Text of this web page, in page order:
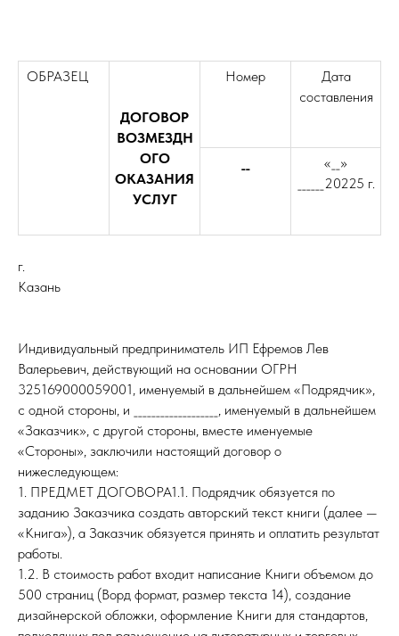
ОБРАЗЕЦ
ДОГОВОР
ВОЗМЕЗДН
ОГО
ОКАЗАНИЯ
УСЛУГ
Номер
Дата
составления
«__»
______20225 г.
г.
Индивидуальный предприниматель ИП Ефремов Лев
Валерьевич, действующий на основании ОГРН
325169000059001, именуемый в дальнейшем «Подрядчик»,
с одной стороны, и ___________________, именуемый в дальнейшем
«Заказчик», с другой стороны, вместе именуемые
«Стороны», заключили настоящий договор о
нижеследующем:
1. ПРЕДМЕТ ДОГОВОРА1.1. Подрядчик обязуется по
заданию Заказчика создать авторский текст книги (далее —
«Книга»), а Заказчик обязуется принять и оплатить результат
работы.
1.2. В стоимость работ входит написание Книги объемом до
500 страниц (Ворд формат, размер текста 14), создание
дизайнерской обложки, оформление Книги для стандартов,